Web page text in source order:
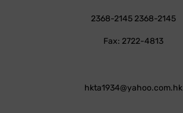
2368-2145 2368-2145
Fax: 2722-4813
hkta1934@yahoo.com.hk